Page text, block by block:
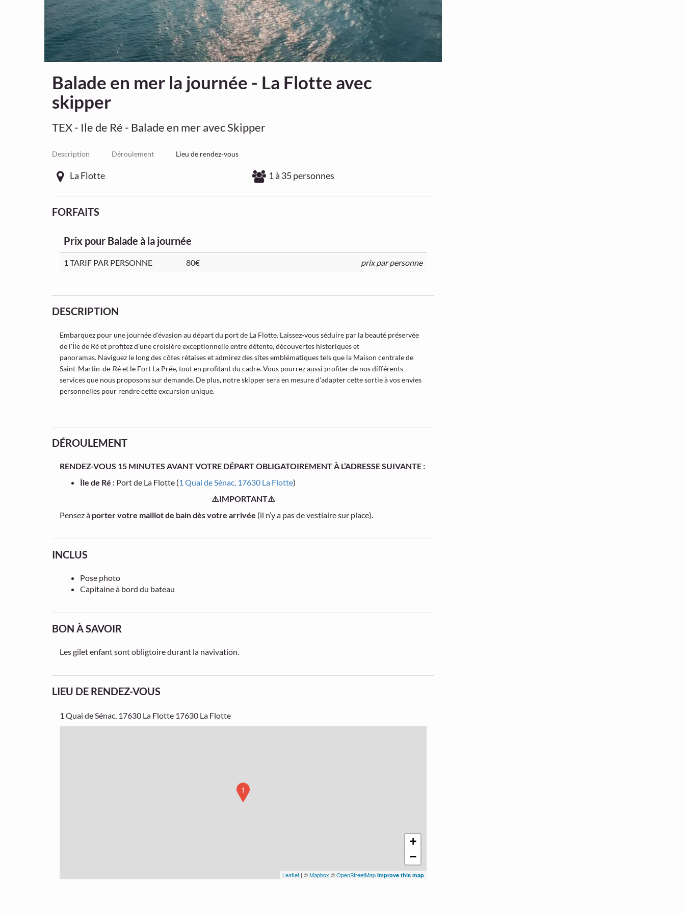
Balade en mer la journée - La Flotte avec
skipper
TEX - Ile de Ré - Balade en mer avec Skipper
Description Déroulement Lieu de rendez-vous
La Flotte 1 à 35 personnes
FORFAITS
Prix pour Balade à la journée
1 TARIF PAR PERSONNE 80€ prix par personne
DESCRIPTION
Embarquez pour une journée d'évasion au départ du port de La Flotte. Laissez-vous séduire par la beauté préservée
de l'Île de Ré et profitez d'une croisière exceptionnelle entre détente, découvertes historiques et
panoramas. Naviguez le long des côtes rétaises et admirez des sites emblématiques tels que la Maison centrale de
Saint-Martin-de-Ré et le Fort La Prée, tout en profitant du cadre. Vous pourrez aussi profiter de nos différents
services que nous proposons sur demande. De plus, notre skipper sera en mesure d'adapter cette sortie à vos envies
personnelles pour rendre cette excursion unique.
DÉROULEMENT
RENDEZ-VOUS 15 MINUTES AVANT VOTRE DÉPART OBLIGATOIREMENT À L’ADRESSE SUIVANTE :
Île de Ré : Port de La Flotte (1 Quai de Sénac, 17630 La Flotte)
⚠️IMPORTANT⚠️
Pensez à porter votre maillot de bain dès votre arrivée (il n’y a pas de vestiaire sur place).
INCLUS
Pose photo
Capitaine à bord du bateau
BON À SAVOIR
Les gilet enfant sont obligtoire durant la navivation.
LIEU DE RENDEZ-VOUS
1 Quai de Sénac, 17630 La Flotte 17630 La Flotte
1
+
−
Leaflet | ©Mapbox ©OpenStreetMap Improve this map